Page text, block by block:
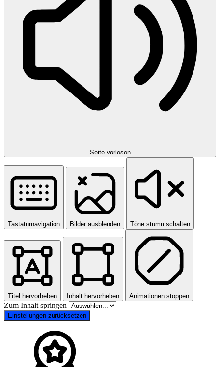
Seite vorlesen
Tastaturnavigation Bilder ausblenden Töne stummschalten
Titel hervorheben Inhalt hervorheben Animationen stoppen
Zum Inhalt springen
Einstellungen zurücksetzen